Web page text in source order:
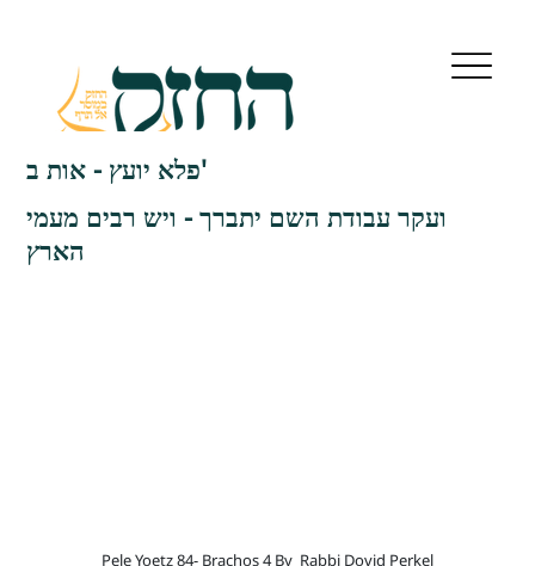
פלא יועץ - אות ב'
ועקר עבודת השם יתברך - ויש רבים מעמי
הארץ
Pele Yoetz 84- Brachos 4 By Rabbi Dovid Perkel